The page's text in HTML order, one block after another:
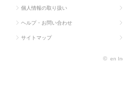
個人情報の取り扱い
ヘルプ・お問い合わせ
サイトマップ
© en